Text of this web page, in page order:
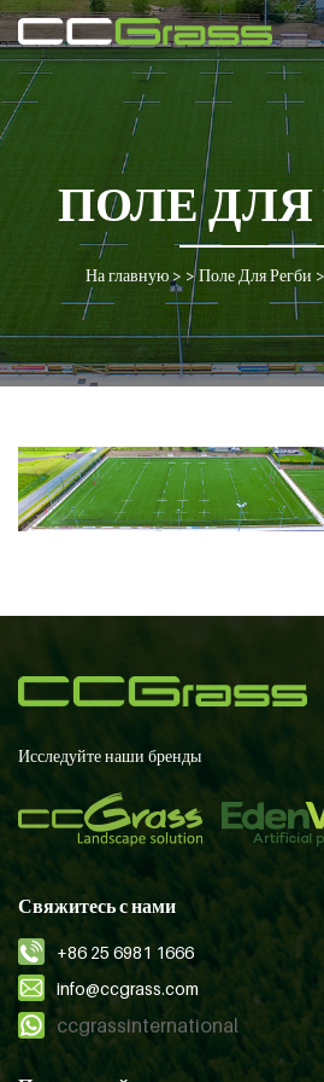
ПОЛЕ ДЛЯ
На главную> >Поле Для Регби
Исследуйте наши бренды
Свяжитесь с нами
+86 25 6981 1666
info@ccgrass.com
ccgrassinternational